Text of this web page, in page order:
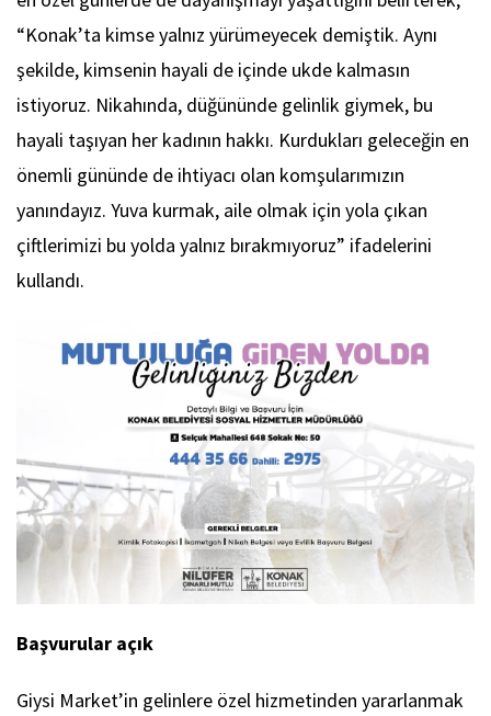
“Konak’ta kimse yalnız yürümeyecek demiştik. Aynı
şekilde, kimsenin hayali de içinde ukde kalmasın
istiyoruz. Nikahında, düğününde gelinlik giymek, bu
hayali taşıyan her kadının hakkı. Kurdukları geleceğin en
önemli gününde de ihtiyacı olan komşularımızın
yanındayız. Yuva kurmak, aile olmak için yola çıkan
çiftlerimizi bu yolda yalnız bırakmıyoruz” ifadelerini
kullandı.
Başvurular açık
Giysi Market’in gelinlere özel hizmetinden yararlanmak